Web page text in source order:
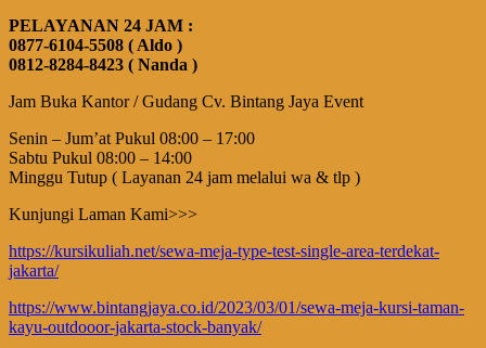
PELAYANAN 24 JAM :
0877-6104-5508 ( Aldo )
0812-8284-8423 ( Nanda )
Jam Buka Kantor / Gudang Cv. Bintang Jaya Event
Senin – Jum’at Pukul 08:00 – 17:00
Sabtu Pukul 08:00 – 14:00
Minggu Tutup ( Layanan 24 jam melalui wa & tlp )
Kunjungi Laman Kami>>>
https://kursikuliah.net/sewa-meja-type-test-single-area-terdekat-
jakarta/
https://www.bintangjaya.co.id/2023/03/01/sewa-meja-kursi-taman-
kayu-outdooor-jakarta-stock-banyak/